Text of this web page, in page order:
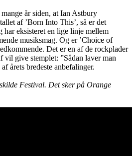
år siden, at Ian Astbury
af ’Born Into This’, så er det
har eksisteret en lige linje mellem
musiksmag. Og er ’Choice of
Det er en af de rockplader
vil give stemplet: ”Sådan laver man
årets bredeste anbefalinger.
Festival. Det sker på Orange